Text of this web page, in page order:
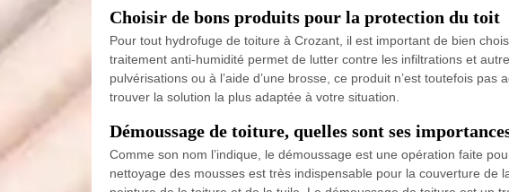
Choisir de bons produits pour la protection du toit
Pour tout hydrofuge de toiture à Crozant, il est important de bien
traitement anti-humidité permet de lutter contre les infiltrations et
pulvérisations ou à l’aide d’une brosse, ce produit n’est toutefois
trouver la solution la plus adaptée à votre situation.
Démoussage de toiture, quelles sont ses
Comme son nom l’indique, le démoussage est une opération faite
nettoyage des mousses est très indispensable pour la couverture